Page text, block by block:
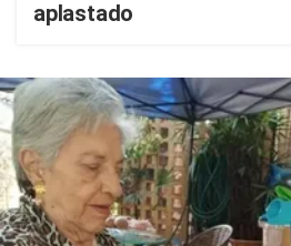
aplastado